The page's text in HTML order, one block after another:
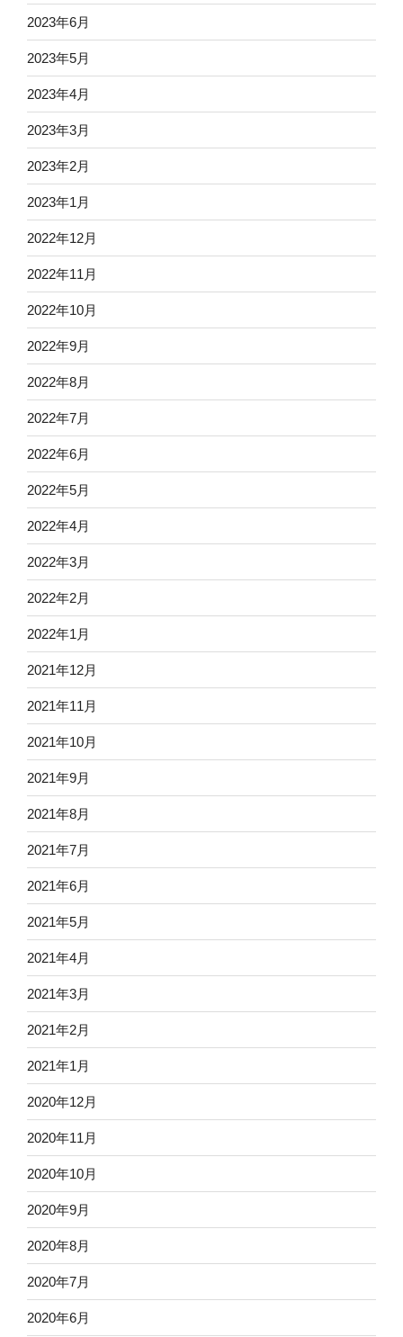
2023年6月
2023年5月
2023年4月
2023年3月
2023年2月
2023年1月
2022年12月
2022年11月
2022年10月
2022年9月
2022年8月
2022年7月
2022年6月
2022年5月
2022年4月
2022年3月
2022年2月
2022年1月
2021年12月
2021年11月
2021年10月
2021年9月
2021年8月
2021年7月
2021年6月
2021年5月
2021年4月
2021年3月
2021年2月
2021年1月
2020年12月
2020年11月
2020年10月
2020年9月
2020年8月
2020年7月
2020年6月